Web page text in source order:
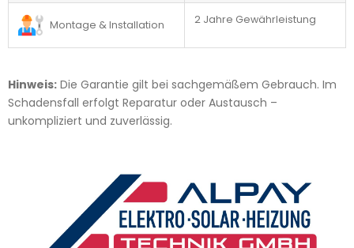
Montage & Installation 2 Jahre Gewährleistung
Hinweis: Die Garantie gilt bei sachgemäßem Gebrauch. Im
Schadensfall erfolgt Reparatur oder Austausch –
unkompliziert und zuverlässig.